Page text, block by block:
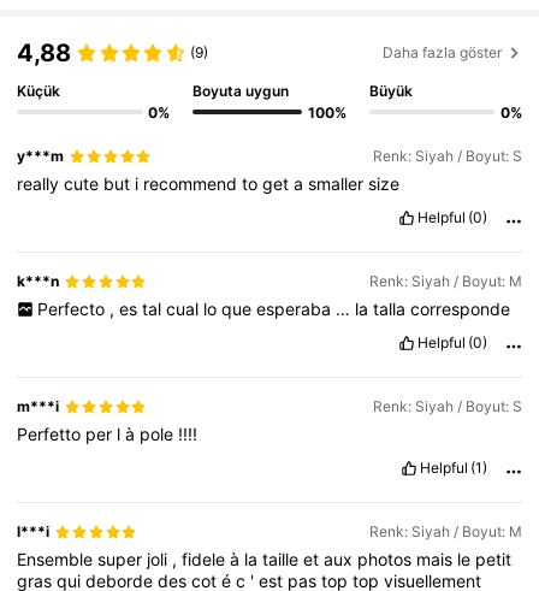
4,88 (9) Daha fazla göster
Küçük
0%
Boyuta uygun
100%
Büyük
0%
y***m Renk: Siyah / Boyut: S
reallycute but i recommendtogetasmallersize
Helpful (0)
k***n Renk: Siyah / Boyut: M
Perfecto , es tal cual lo que esperaba … la talla corresponde
Helpful (0)
m***i Renk: Siyah / Boyut: S
Perfetto per là pole !!!!
Helpful (1)
l***i Renk: Siyah / Boyut: M
Ensemblesuper joli ,fideleà latailleetaux photos mais le petit
grasquidebordedescotéc 'est pastoptopvisuellement